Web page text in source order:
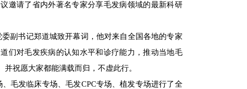
邀请了省内外著名专家分享毛发病领域的最新科研
副书记郑道城致开幕词，他对来自全国各地的专家
们对毛发疾病的认知水平和诊疗能力，推动当地毛
祝愿大家都能满载而归，不虚此行。
毛发临床专场、毛发CPC专场、植发专场进行了全